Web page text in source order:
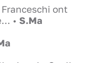
ont
• S.Ma